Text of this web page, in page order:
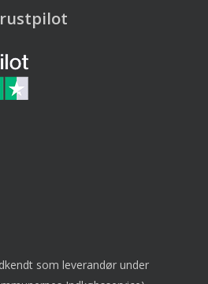
som leverandør under